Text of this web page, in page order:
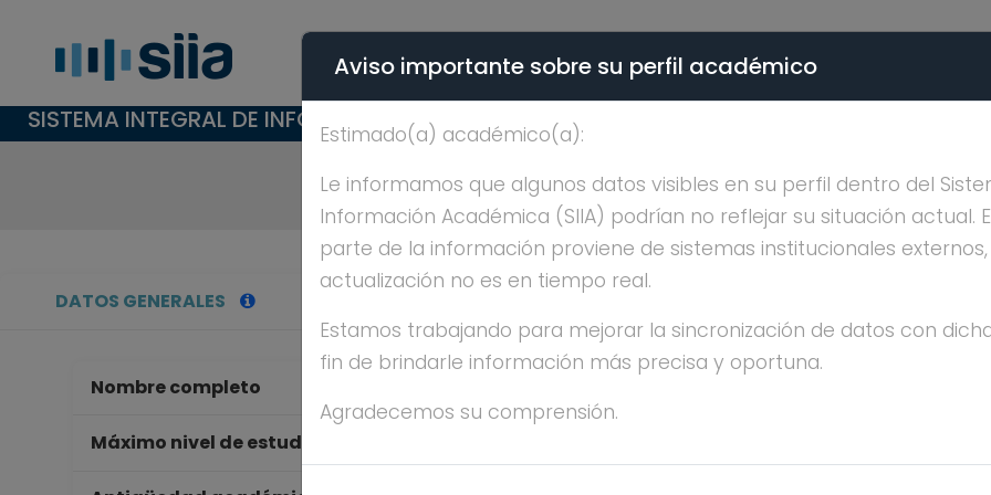
SISTEMA INTEGRAL DE INFORMACIÓN ACADÉMICA - PÚBLICO
FELIPE FLORES
DATOS GENERALES
Nombre completo
Máximo nivel de estudios
Aviso importante sobre su perfil académico
Estimado(a) académico(a):
Le informamos que algunos datos visibles en su perfil dentro del
Información Académica (SIIA) podrían no reflejar su situación actual.
parte de la información proviene de sistemas institucionales
actualización no es en tiempo real.
Estamos trabajando para mejorar la sincronización de datos con
fin de brindarle información más precisa y oportuna.
Agradecemos su comprensión.